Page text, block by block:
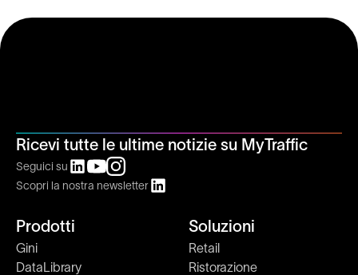
Ricevi tutte le ultime notizie su MyTraffic
Seguici su
Scopri la nostra newsletter
Prodotti
Gini
DataLibrary
Soluzioni
Retail
Ristorazione